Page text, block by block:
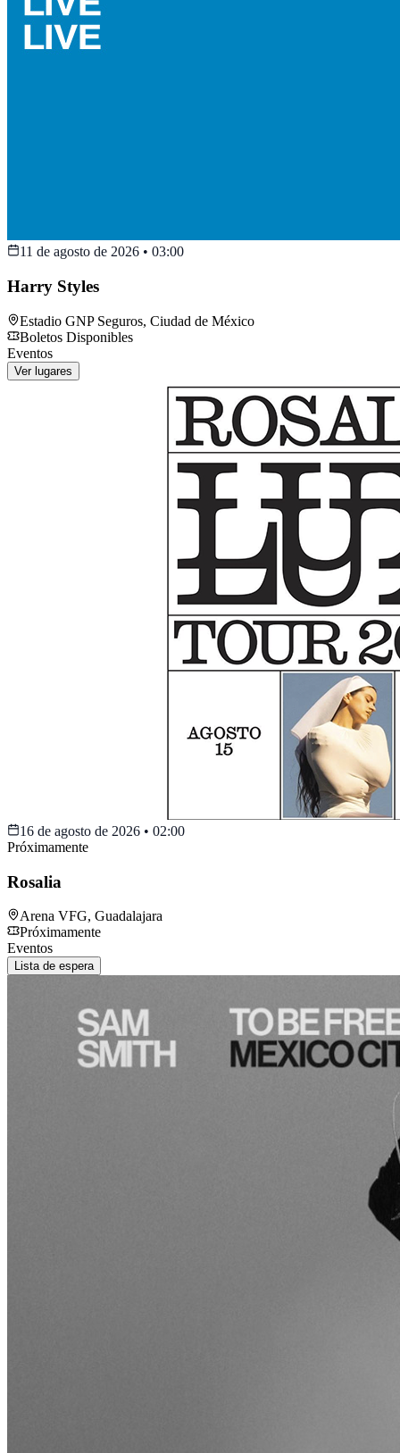
11 de agosto de 2026 • 03:00
Harry Styles
Estadio GNP Seguros, Ciudad de México
Boletos Disponibles
Eventos
Ver lugares
16 de agosto de 2026 • 02:00
Próximamente
Rosalia
Arena VFG, Guadalajara
Próximamente
Eventos
Lista de espera